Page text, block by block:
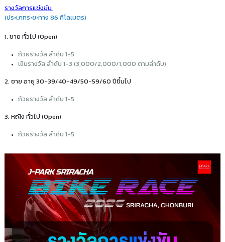
รางวัลการแข่งขัน
(ประเภทระยะทาง 86 กิโลเมตร)
1. ชาย ทั่วไป (Open)
ถ้วยรางวัล ลำดับ 1-5
เงินรางวัล ลำดับ 1-3 (3,000/2,000/1,000 ตามลำดับ)
2. ชาย อายุ 30-39/40-49/50-59/60 ปีขึ้นไป
ถ้วยรางวัล ลำดับ 1-5
3. หญิง ทั่วไป (Open)
ถ้วยรางวัล ลำดับ 1-5